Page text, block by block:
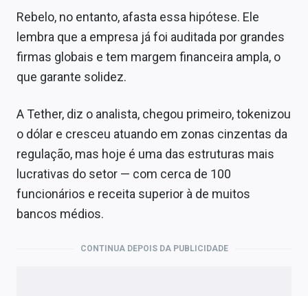
Rebelo, no entanto, afasta essa hipótese. Ele
lembra que a empresa já foi auditada por grandes
firmas globais e tem margem financeira ampla, o
que garante solidez.
A Tether, diz o analista, chegou primeiro, tokenizou
o dólar e cresceu atuando em zonas cinzentas da
regulação, mas hoje é uma das estruturas mais
lucrativas do setor — com cerca de 100
funcionários e receita superior à de muitos
bancos médios.
CONTINUA DEPOIS DA PUBLICIDADE